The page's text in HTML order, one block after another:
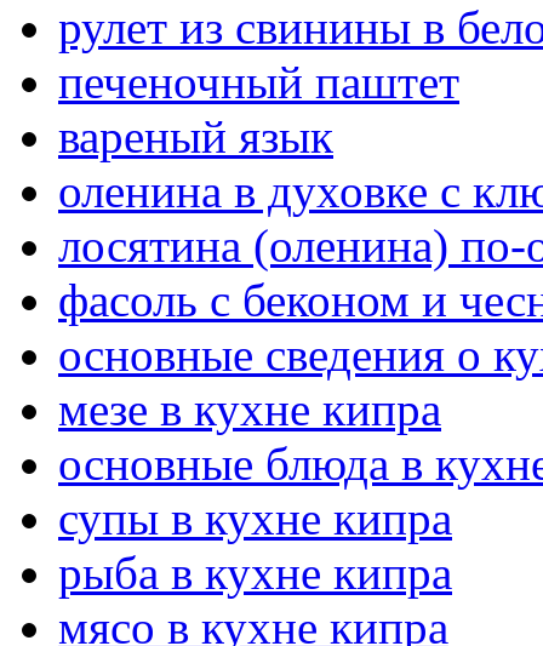
рулет из свинины в
печеночный паштет
вареный язык
оленина в духовке с
лосятина (оленина) по-
фасоль с беконом и
основные сведения о
мезе в кухне кипра
основные блюда в
супы в кухне кипра
рыба в кухне кипра
мясо в кухне кипра